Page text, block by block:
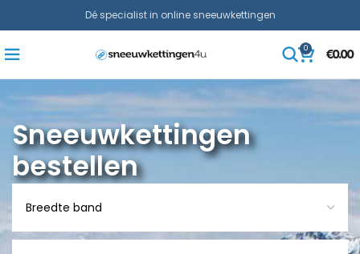
Dé specialist in online sneeuwkettingen
0
€0.00
Sneeuwkettingen
bestellen